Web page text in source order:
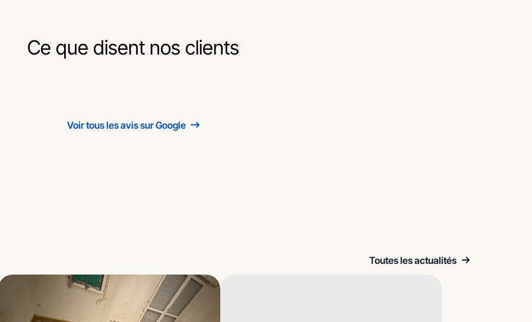
Ce que disent nos clients
Voir tous les avis sur Google
Toutes les actualités